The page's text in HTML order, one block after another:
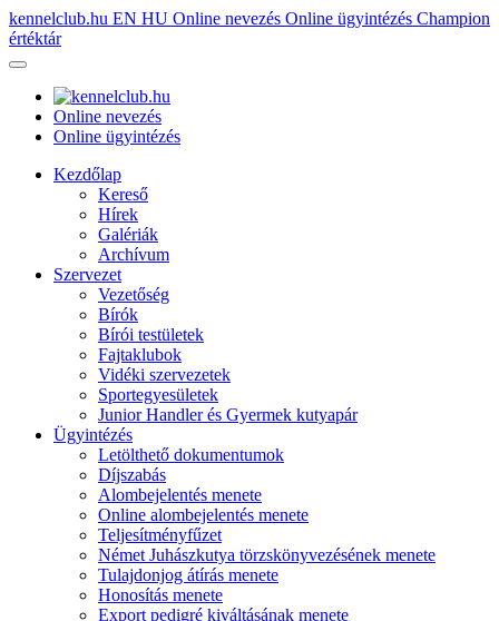
kennelclub.hu EN HU Online nevezés Online ügyintézés Champion
értéktár
Online nevezés
Online ügyintézés
Kezdőlap
Kereső
Hírek
Galériák
Archívum
Szervezet
Vezetőség
Bírók
Bírói testületek
Fajtaklubok
Vidéki szervezetek
Sportegyesületek
Junior Handler és Gyermek kutyapár
Ügyintézés
Letölthető dokumentumok
Díjszabás
Alombejelentés menete
Online alombejelentés menete
Teljesítményfűzet
Német Juhászkutya törzskönyvezésének menete
Tulajdonjog átírás menete
Honosítás menete
Export pedigré kiváltásának menete